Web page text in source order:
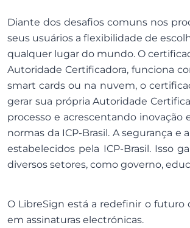
Diante dos desafios comuns nos
seus usuários a flexibilidade de
qualquer lugar do mundo. O
Autoridade Certificadora, funciona
smart cards ou na nuvem, o
gerar sua própria Autoridade
processo e acrescentando inovação
normas da ICP-Brasil. A segurança
estabelecidos pela ICP-Brasil. Isso
diversos setores, como governo,
O LibreSign está a redefinir o futuro
em assinaturas electrónicas.